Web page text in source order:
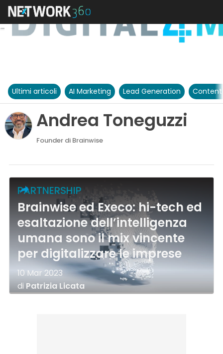
Ultimi articoli AI Marketing Lead Generation
Andrea Toneguzzi
Founder di Brainwise
PARTNERSHIP
Brainwise ed Execo: hi-tech ed
esaltazione dell’intelligenza
umana sono il mix vincente
per digitalizzare le imprese
10 Mar 2023
diPatrizia Licata